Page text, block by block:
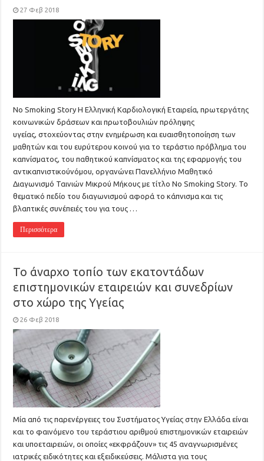
27 Φεβ 2018
No Smoking Story H Ελληνική Καρδιολογική Εταιρεία, πρωτεργάτης
κοινωνικών δράσεων και πρωτοβουλιών πρόληψης
υγείας, στοχεύοντας στην ενημέρωση και ευαισθητοποίηση των
μαθητών και του ευρύτερου κοινού για το τεράστιο πρόβλημα του
καπνίσματος, του παθητικού καπνίσματος και της εφαρμογής του
αντικαπνιστικούνόμου, οργανώνει Πανελλήνιο Μαθητικό
Διαγωνισμό Ταινιών Μικρού Μήκους με τίτλο No Smoking Story. Το
θεματικό πεδίο του διαγωνισμού αφορά το κάπνισμα και τις
βλαπτικές συνέπειές του για τους …
Περισσότερα
Το άναρχο τοπίο των εκατοντάδων
επιστημονικών εταιρειών και συνεδρίων
στο χώρο της Υγείας
26 Φεβ 2018
Μία από τις παρενέργειες του Συστήματος Υγείας στην Ελλάδα είναι
και το φαινόμενο του τεράστιου αριθμού επιστημονικών εταιρειών
και υποεταιρειών, οι οποίες «εκφράζουν» τις 45 αναγνωρισμένες
ιατρικές ειδικότητες και εξειδικεύσεις. Μάλιστα για τους